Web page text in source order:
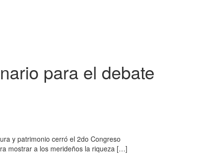
para el debate
y patrimonio cerró el 2do Congreso
mostrar a los merideños la riqueza […]